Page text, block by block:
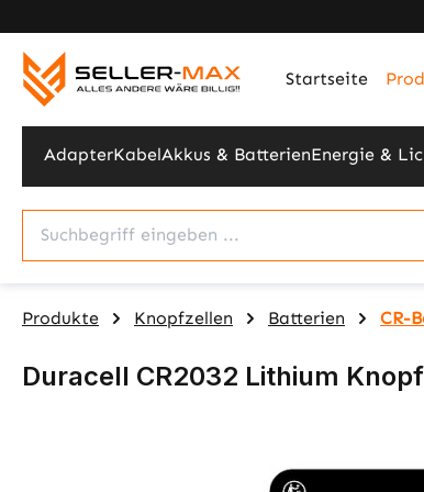
Startseite
AdapterKabelAkkus & BatterienEnergie &
Produkte Knopfzellen Batterien CR-
Duracell CR2032 Lithium